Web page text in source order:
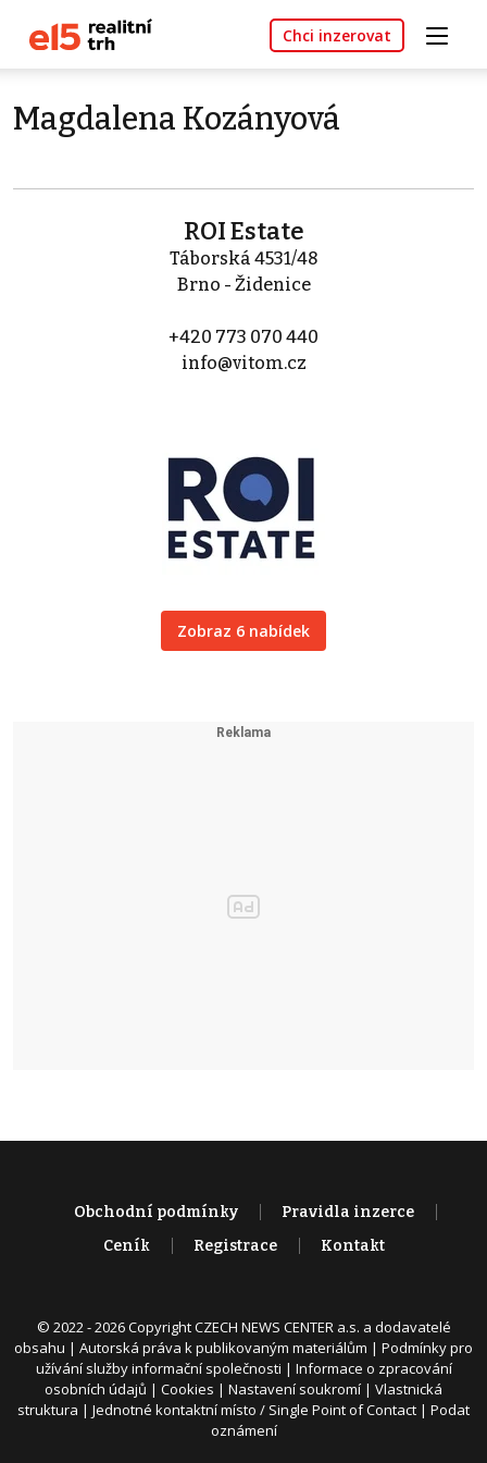
Chci inzerovat
Magdalena Kozányová
ROI Estate
Táborská 4531/48
Brno - Židenice
+420 773 070 440
info@vitom.cz
Zobraz 6 nabídek
Obchodní podmínky
Pravidla inzerce
Ceník
Registrace Kontakt
© 2022 - 2026 Copyright CZECH NEWS CENTER a.s. a dodavatelé
obsahu | Autorská práva k publikovaným materiálům | Podmínky pro
užívání služby informační společnosti | Informace o zpracování
osobních údajů | Cookies | Nastavení soukromí | Vlastnická
struktura | Jednotné kontaktní místo / Single Point of Contact | Podat
oznámení